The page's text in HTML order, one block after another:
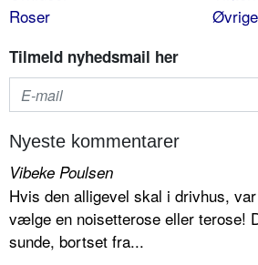
Roser
Tilmeld nyhedsmail her
Nyeste kommentarer
Vibeke Poulsen
Hvis den alligevel skal i drivhus,
vælge en noisetterose eller terose!
sunde, bortset fra...